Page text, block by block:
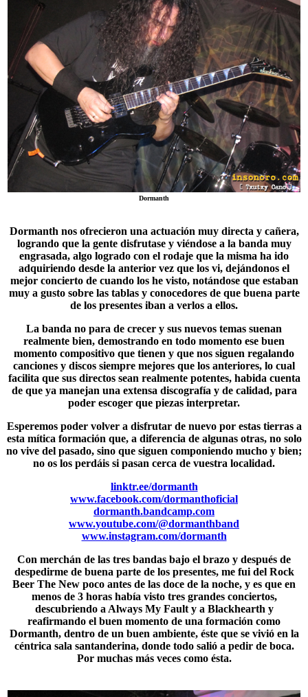
Dormanth
Dormanth nos ofrecieron una actuación muy directa y cañera,
logrando que la gente disfrutase y viéndose a la banda muy
engrasada, algo logrado con el rodaje que la misma ha ido
adquiriendo desde la anterior vez que los vi, dejándonos el
mejor concierto de cuando los he visto, notándose que estaban
muy a gusto sobre las tablas y conocedores de que buena parte
de los presentes iban a verlos a ellos.
La banda no para de crecer y sus nuevos temas suenan
realmente bien, demostrando en todo momento ese buen
momento compositivo que tienen y que nos siguen regalando
canciones y discos siempre mejores que los anteriores, lo cual
facilita que sus directos sean realmente potentes, habida cuenta
de que ya manejan una extensa discografía y de calidad, para
poder escoger que piezas interpretar.
Esperemos poder volver a disfrutar de nuevo por estas tierras a
esta mítica formación que, a diferencia de algunas otras, no solo
no vive del pasado, sino que siguen componiendo mucho y bien;
no os los perdáis si pasan cerca de vuestra localidad.
linktr.ee/dormanth
www.facebook.com/dormanthoficial
dormanth.bandcamp.com
www.youtube.com/@dormanthband
www.instagram.com/dormanth
Con merchán de las tres bandas bajo el brazo y después de
despedirme de buena parte de los presentes, me fui del Rock
Beer The New poco antes de las doce de la noche, y es que en
menos de 3 horas había visto tres grandes conciertos,
descubriendo a Always My Fault y a Blackhearth y
reafirmando el buen momento de una formación como
Dormanth, dentro de un buen ambiente, éste que se vivió en la
céntrica sala santanderina, donde todo salió a pedir de boca.
Por muchas más veces como ésta.